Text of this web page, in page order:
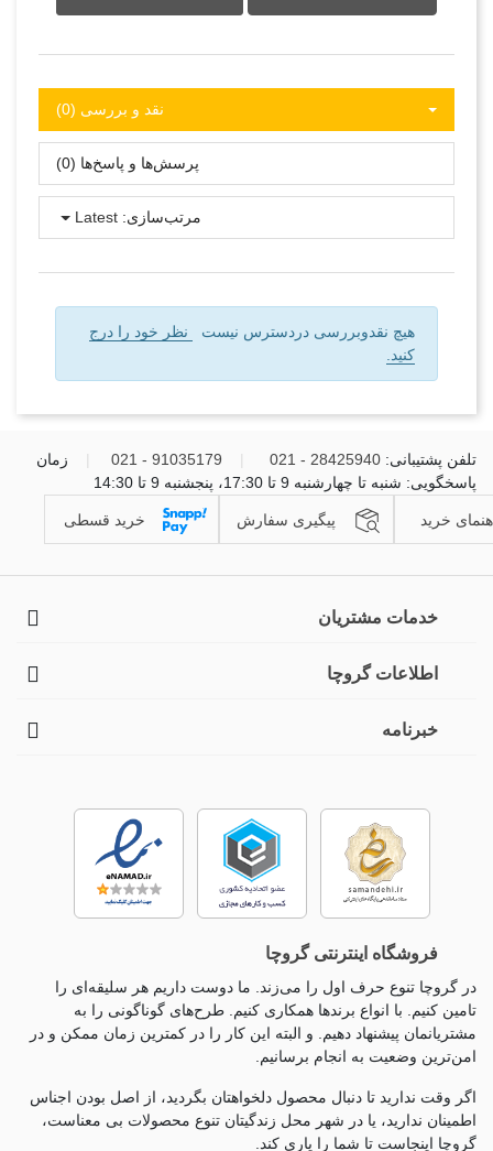
نقد و بررسی‌‌ (0)
پرسش‌ها و پاسخ‌ها (0)
مرتب‌سازی: Latest
هیچ نقدوبررسی دردسترس نیست
نظر خود را درج
کنید.
تلفن پشتیبانی: 28425940 - 021
91035179 - 021
زمان
پاسخگویی: شنبه تا چهارشنبه 9 تا 17:30، پنجشنبه 9 تا 14:30
خرید پیگیری سفارش خرید قسطی
خدمات مشتریان
اطلاعات گروچا
خبرنامه
فروشگاه اینترنتی گروچا
در گروچا تنوع حرف اول را می‌زند. ما دوست داریم هر سلیقه‌ای را
تامین کنیم. با انواع برندها همکاری کنیم. طرح‌های گوناگونی را به
مشتریانمان پیشنهاد دهیم. و البته این کار را در کمترین زمان ممکن و در
امن‌ترین وضعیت به انجام برسانیم.
اگر وقت ندارید تا دنبال محصول دلخواهتان بگردید، از اصل بودن اجناس
اطمینان ندارید، یا در شهر محل زندگیتان تنوع محصولات بی معناست،
گروچا اینجاست تا شما را یاری کند.